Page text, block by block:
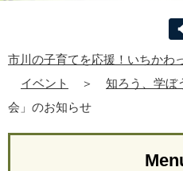
市川の子育てを応援！いちかわ
イベント
＞ 知ろう、学ぼ
会」のお知らせ